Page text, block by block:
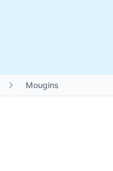
Mougins